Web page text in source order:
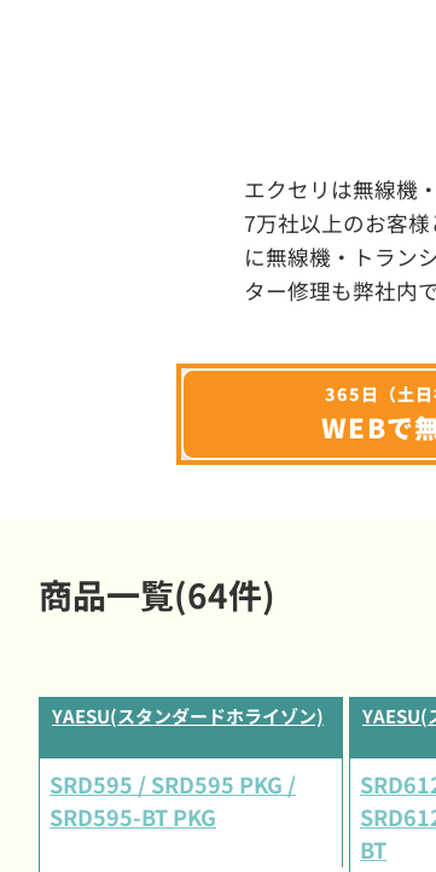
エクセリは無線機
7万社以上のお客
に無線機・トラン
ター修理も弊社内
365日（土日
WEBで
商品一覧(64件)
YAESU(スタンダードホライゾン)
SRD595 / SRD595 PKG /
SRD595-BT PKG
YAESU(
BT